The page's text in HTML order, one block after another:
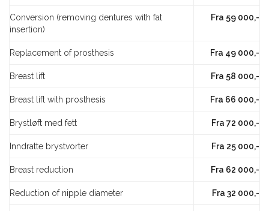
Conversion (removing dentures with fat
insertion)
Fra 59 000,-
Replacement of prosthesis Fra 49 000,-
Breast lift Fra 58 000,-
Breast lift with prosthesis Fra 66 000,-
Brystløft med fett Fra 72 000,-
Inndratte brystvorter Fra 25 000,-
Breast reduction Fra 62 000,-
Reduction of nipple diameter Fra 32 000,-